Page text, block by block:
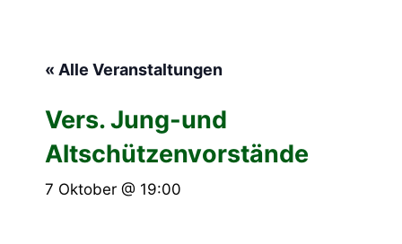
« Alle Veranstaltungen
Vers. Jung-und
Altschützenvorstände
7 Oktober @ 19:00